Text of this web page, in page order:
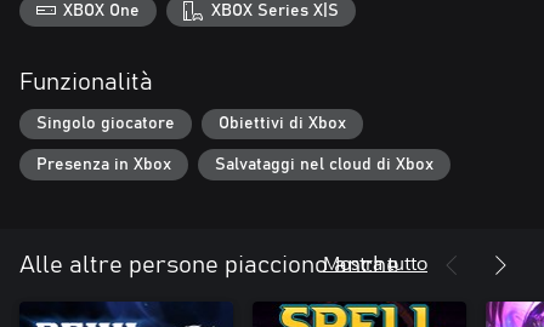
XBOX One XBOX Series X|S
Funzionalità
Singolo giocatore Obiettivi di Xbox
Presenza in Xbox Salvataggi nel cloud di Xbox
Alle altre persone piacciono anche
Mostra tutto